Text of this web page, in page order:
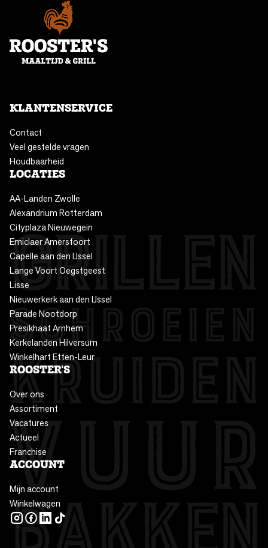
KLANTENSERVICE
Contact
Veel gestelde vragen
Houdbaarheid
LOCATIES
AA-Landen Zwolle
Alexandrium Rotterdam
Cityplaza Nieuwegein
Emiclaer Amersfoort
Capelle aan den IJssel
Lange Voort Oegstgeest
Lisse
Nieuwerkerk aan den IJssel
Parade Nootdorp
Presikhaaf Arnhem
Kerkelanden Hilversum
Winkelhart Etten-Leur
ROOSTER'S
Over ons
Assortiment
Vacatures
Actueel
Franchise
ACCOUNT
Mijn account
Winkelwagen
INSTAGRAM
FACEBOOK
LINKEDIN
TIKTOK